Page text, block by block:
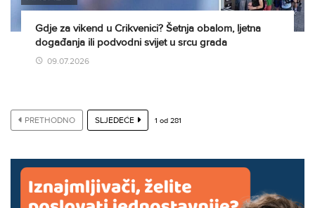
Gdje za vikend u Crikvenici? Šetnja obalom, ljetna
događanja ili podvodni svijet u srcu grada
09.07.2026
PRETHODNO SLJEDEĆE 1 od 281